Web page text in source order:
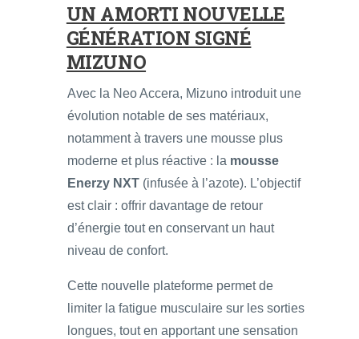
UN AMORTI NOUVELLE
GÉNÉRATION SIGNÉ
MIZUNO
Avec la Neo Accera, Mizuno introduit une
évolution notable de ses matériaux,
notamment à travers une mousse plus
moderne et plus réactive : la mousse
Enerzy NXT (infusée à l’azote). L’objectif
est clair : offrir davantage de retour
d’énergie tout en conservant un haut
niveau de confort.
Cette nouvelle plateforme permet de
limiter la fatigue musculaire sur les sorties
longues, tout en apportant une sensation